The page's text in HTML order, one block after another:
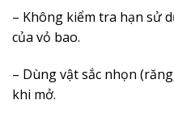
– Không kiểm tra hạn sử
của vỏ bao.
– Dùng vật sắc nhọn
khi mở.